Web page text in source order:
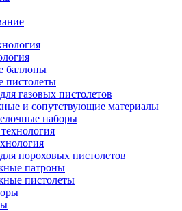
баллоны
пистолеты
газовых пистолетов
и сопутствующие материалы
наборы
пороховых пистолетов
патроны
пистолеты